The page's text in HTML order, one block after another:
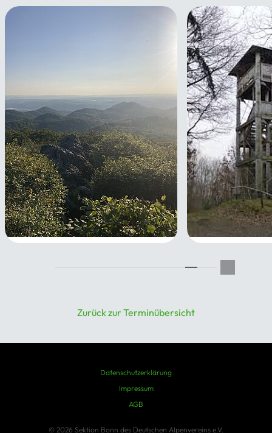
bis Dernau
Zurück zur Terminübersicht
© 2026 Sektion Bonn des Deutschen Alpenvereins e.V.
Datenschutzerklärung
Impressum
AGB